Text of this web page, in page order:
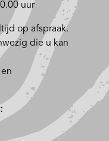
uur
op afspraak.
die u kan